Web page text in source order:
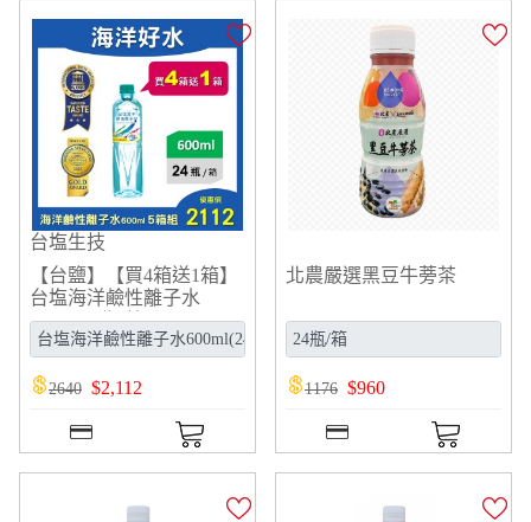
台塩生技
【台鹽】【買4箱送1箱】
台塩海洋鹼性離子水
600ml(24瓶/箱)
2640 $2,112
北農嚴選黑豆牛蒡茶
1176 $960